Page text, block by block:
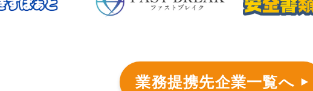
業務提携先企業一覧へ